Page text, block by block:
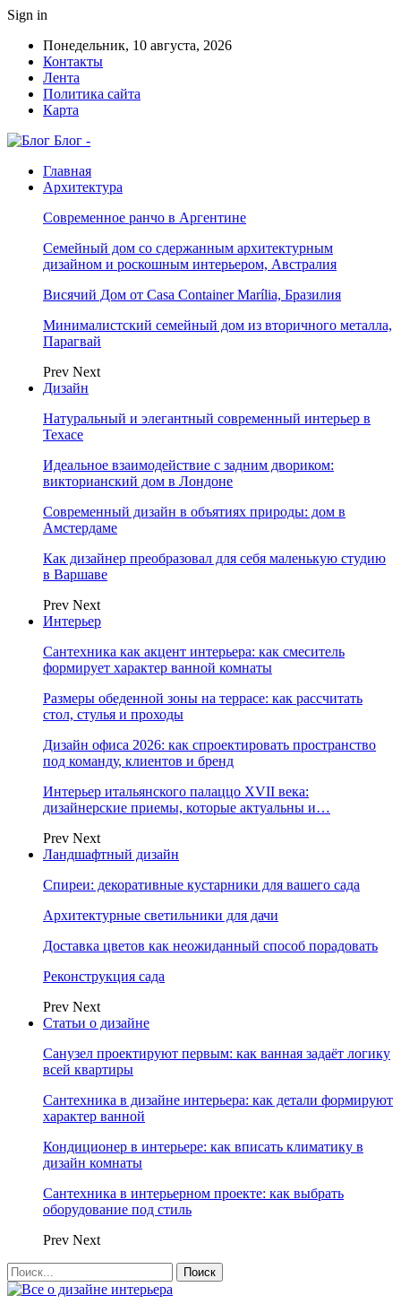
Sign in
Понедельник, 10 августа, 2026
Контакты
Лента
Политика сайта
Карта
Блог -
Главная
Архитектура
Современное ранчо в Аргентине
Семейный дом со сдержанным архитектурным
дизайном и роскошным интерьером, Австралия
Висячий Дом от Casa Container Marília, Бразилия
Минималистский семейный дом из вторичного металла,
Парагвай
Prev Next
Дизайн
Натуральный и элегантный современный интерьер в
Техасе
Идеальное взаимодействие с задним двориком:
викторианский дом в Лондоне
Современный дизайн в объятиях природы: дом в
Амстердаме
Как дизайнер преобразовал для себя маленькую студию
в Варшаве
Prev Next
Интерьер
Сантехника как акцент интерьера: как смеситель
формирует характер ванной комнаты
Размеры обеденной зоны на террасе: как рассчитать
стол, стулья и проходы
Дизайн офиса 2026: как спроектировать пространство
под команду, клиентов и бренд
Интерьер итальянского палаццо XVII века:
дизайнерские приемы, которые актуальны и…
Prev Next
Ландшафтный дизайн
Спиреи: декоративные кустарники для вашего сада
Архитектурные светильники для дачи
Доставка цветов как неожиданный способ порадовать
Реконструкция сада
Prev Next
Статьи о дизайне
Санузел проектируют первым: как ванная задаёт логику
всей квартиры
Сантехника в дизайне интерьера: как детали формируют
характер ванной
Кондиционер в интерьере: как вписать климатику в
дизайн комнаты
Сантехника в интерьерном проекте: как выбрать
оборудование под стиль
Prev Next